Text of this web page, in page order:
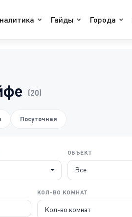
Гайды Города
(20)
Посуточная
ОБЪЕКТ
Все
КОЛ-ВО КОМНАТ
Кол-во комнат